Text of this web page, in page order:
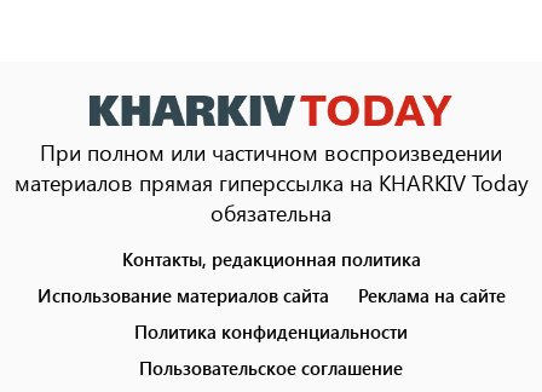
При полном или частичном воспроизведении
материалов прямая гиперссылка на KHARKIV Today
обязательна
menu
Контакты, редакционная политика
Использование материалов сайта
Реклама на сайте
Политика конфиденциальности
Пользовательское соглашение